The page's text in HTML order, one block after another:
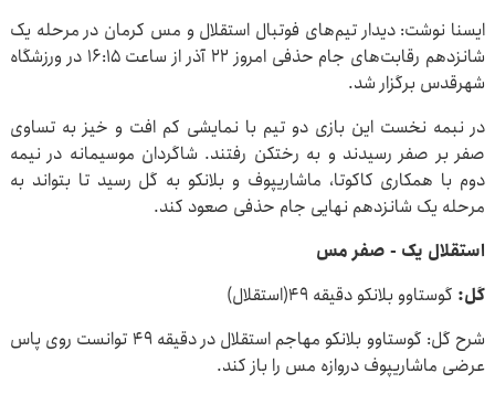
ایسنا نوشت: دیدار تیم‌های فوتبال استقلال و مس کرمان در مرحله یک
شانزدهم رقابت‌های جام حذفی امروز ۲۲ آذر از ساعت ۱۶:۱۵ در ورزشگاه
شهرقدس برگزار شد.
در نبمه نخست این بازی دو تیم با نمایشی کم افت و خیز به تساوی
صفر بر صفر رسیدند و به رختکن رفتند. شاگردان موسیمانه در نیمه
دوم با همکاری کاکوتا، ماشاریپوف و بلانکو به گل رسید تا بتواند به
مرحله یک شانزدهم نهایی جام حذفی صعود کند.
استقلال یک - صفر مس
گل: گوستاوو بلانکو دقیقه ۴۹(استقلال)
شرح گل: گوستاوو بلانکو مهاجم استقلال در دقیقه ۴۹ توانست روی پاس
عرضی ماشاریپوف دروازه مس را باز کند.